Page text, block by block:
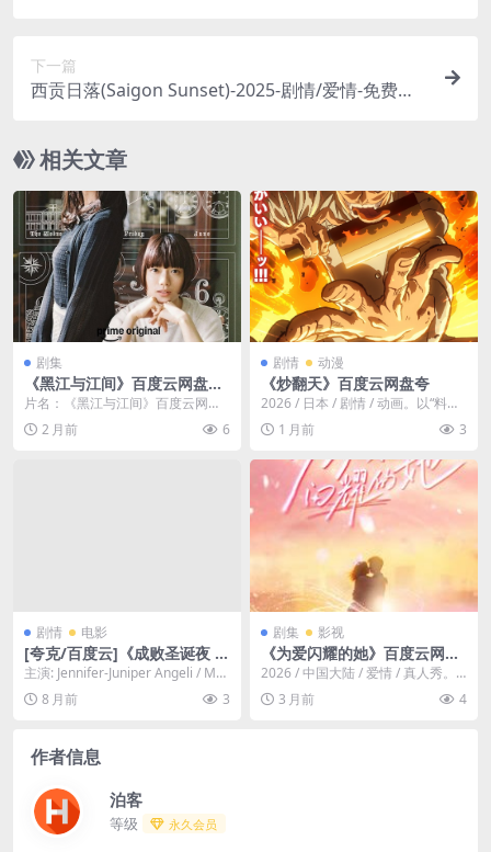
宇宙级别的演唱会👽｜
下一篇
西贡日落(Saigon Sunset)-2025-剧情/爱情-免费下
将离开的法国外交官，与一位神秘的越南女子，在
日落时分，展开了一段没有明天的黄昏之恋🇻🇳｜
相关文章
剧集
《黑江与江间》百度云网盘夸
克下载.阿里云盘.中字.(2026)
片名：《黑江与江间》百度云网盘
夸克下载.阿里云盘.中字.(2026) 分
类：剧集...
2 月前 6
剧情 动漫
《炒翻天》百度云网盘夸
2026 / 日本 / 剧情 / 动画。以“料理
是胜负”为信念、“中国菜霸王”秋...
1 月前 3
剧情 电影
[夸克/百度云]《成败圣诞夜 (C
hristmas Eve in Miller’s Poi
nt)》-2024-1080P节日喜剧-
喜剧/剧情[US]
主演: Jennifer-Juniper Angeli / Mar
lee Wal...
8 月前 3
剧集 影视
《为爱闪耀的她》百度云网盘
夸克下载.阿里云盘.中字.(202
6)
2026 / 中国大陆 / 爱情 / 真人秀。
节目以女性视角叙事为主体，呈现
“最...3 月前 4
作者信息
泊客
等级 永久会员